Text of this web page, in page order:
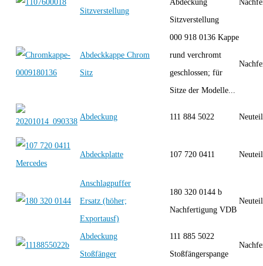
Sitzverstellung
Abdeckung
Sitzverstellung
Abdeckkappe Chrom
Sitz
000 918 0136 Kappe
rund verchromt
geschlossen; für
Sitze der Modelle...
Abdeckung 111 884 5022
Abdeckplatte 107 720 0411
Anschlagpuffer
Ersatz (höher;
Exportausf)
180 320 0144 b
Nachfertigung VDB
Abdeckung
Stoßfänger
111 885 5022
Stoßfängerspange